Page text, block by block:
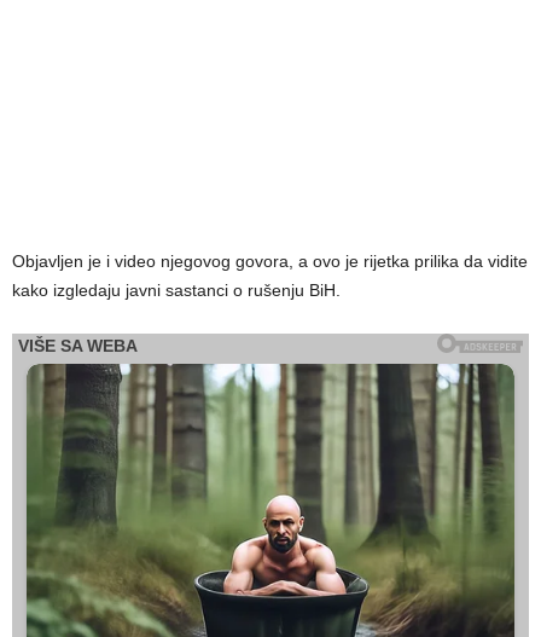
Objavljen je i video njegovog govora, a ovo je rijetka prilika da vidite
kako izgledaju javni sastanci o rušenju BiH.